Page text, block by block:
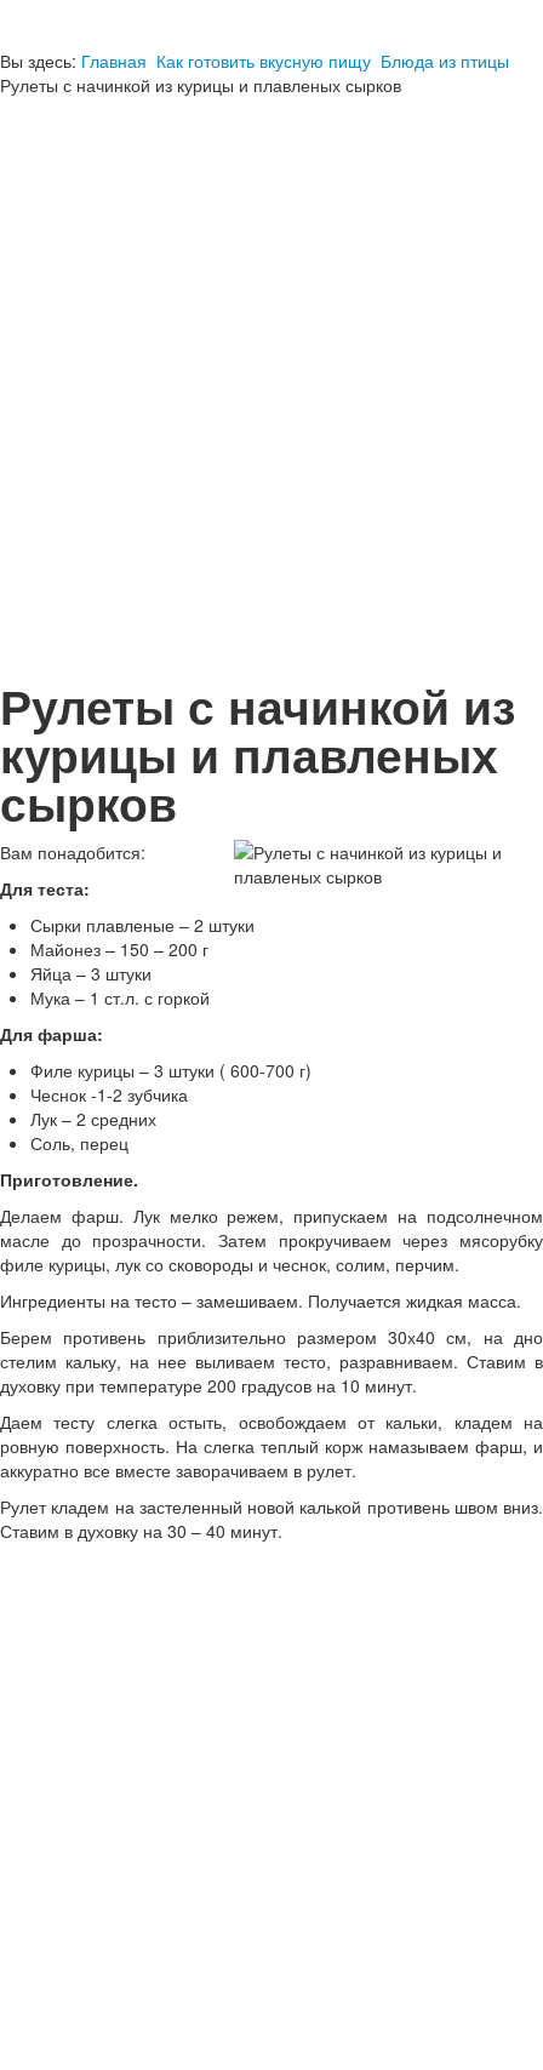
Вы здесь: Главная Как готовить вкусную пищу Блюда из птицы
Рулеты с начинкой из курицы и плавленых сырков
Рулеты с начинкой из
курицы и плавленых
сырков
Вам понадобится:
Для теста:
Сырки плавленые – 2 штуки
Майонез – 150 – 200 г
Яйца – 3 штуки
Мука – 1 ст.л. с горкой
Для фарша:
Филе курицы – 3 штуки ( 600-700 г)
Чеснок -1-2 зубчика
Лук – 2 средних
Соль, перец
Приготовление.
Делаем фарш. Лук мелко режем, припускаем на подсолнечном
масле до прозрачности. Затем прокручиваем через мясорубку
филе курицы, лук со сковороды и чеснок, солим, перчим.
Ингредиенты на тесто – замешиваем. Получается жидкая масса.
Берем противень приблизительно размером 30х40 см, на дно
стелим кальку, на нее выливаем тесто, разравниваем. Ставим в
духовку при температуре 200 градусов на 10 минут.
Даем тесту слегка остыть, освобождаем от кальки, кладем на
ровную поверхность. На слегка теплый корж намазываем фарш, и
аккуратно все вместе заворачиваем в рулет.
Рулет кладем на застеленный новой калькой противень швом вниз.
Ставим в духовку на 30 – 40 минут.